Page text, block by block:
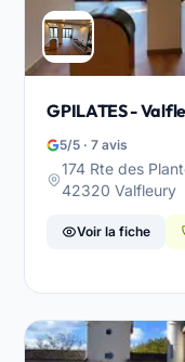
GPILATES -
5/5 · 7 avis
174 Rte des
42320 Valfleury
Voir la fiche